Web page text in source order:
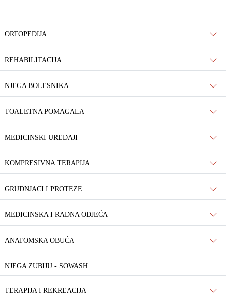
ORTOPEDIJA
REHABILITACIJA
NJEGA BOLESNIKA
TOALETNA POMAGALA
MEDICINSKI UREĐAJI
KOMPRESIVNA TERAPIJA
GRUDNJACI I PROTEZE
MEDICINSKA I RADNA ODJEĆA
ANATOMSKA OBUĆA
NJEGA ZUBIJU - SOWASH
TERAPIJA I REKREACIJA